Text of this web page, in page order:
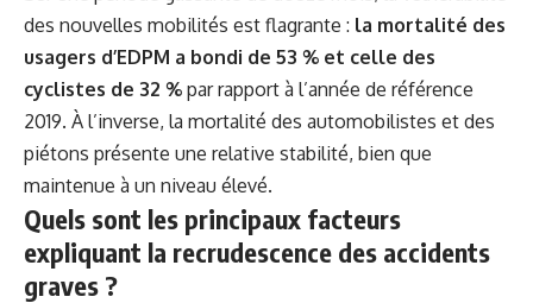
des nouvelles mobilités est flagrante : la mortalité des
usagers d’EDPM a bondi de 53 % et celle des
cyclistes de 32 % par rapport à l’année de référence
2019. À l’inverse, la mortalité des automobilistes et des
piétons présente une relative stabilité, bien que
maintenue à un niveau élevé.
Quels sont les principaux facteurs
expliquant la recrudescence des accidents
graves ?